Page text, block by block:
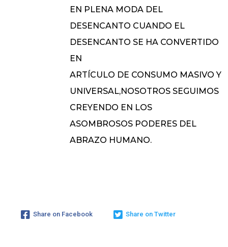
EN PLENA MODA DEL
DESENCANTO CUANDO EL
DESENCANTO SE HA CONVERTIDO
EN
ARTÍCULO DE CONSUMO MASIVO Y
UNIVERSAL,NOSOTROS SEGUIMOS
CREYENDO EN LOS
ASOMBROSOS PODERES DEL
ABRAZO HUMANO.
Share on Facebook Share on Twitter